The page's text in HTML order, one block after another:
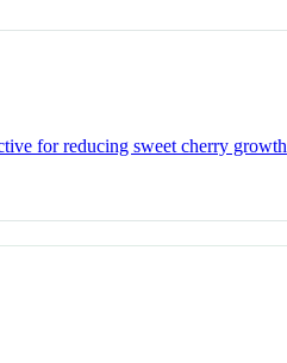
for reducing sweet cherry growth